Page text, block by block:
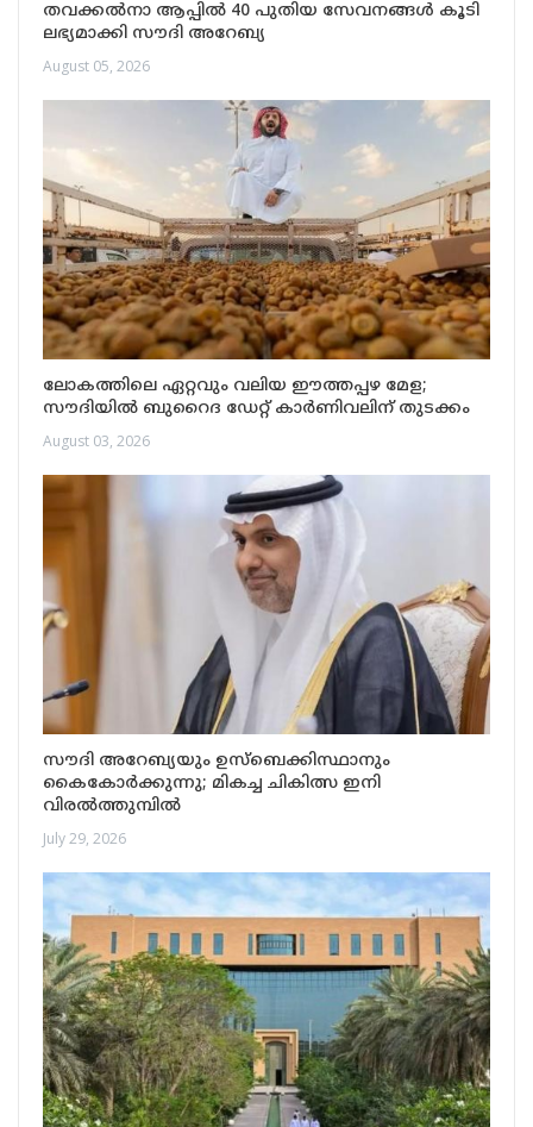
തവക്കൽനാ ആപ്പിൽ 40 പുതിയ സേവനങ്ങൾ കൂടി
ലഭ്യമാക്കി സൗദി അറേബ്യ
August 05, 2026
ലോകത്തിലെ ഏറ്റവും വലിയ ഈത്തപ്പഴ മേള;
സൗദിയിൽ ബുറൈദ ഡേറ്റ് കാർണിവലിന് തുടക്കം
August 03, 2026
സൗദി അറേബ്യയും ഉസ്ബെക്കിസ്ഥാനും
കൈകോർക്കുന്നു; മികച്ച ചികിത്സ ഇനി
വിരൽത്തുമ്പിൽ
July 29, 2026